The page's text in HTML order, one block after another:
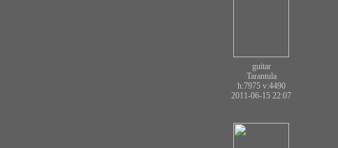
guitar
Tarantula
h:7975 v:4490
2011-06-15 22:07